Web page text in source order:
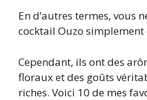
En d’autres termes, vous
cocktail Ouzo simplement
Cependant, ils ont des
floraux et des goûts
riches. Voici 10 de mes